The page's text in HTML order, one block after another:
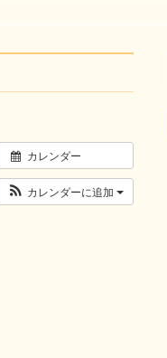
カレンダー
カレンダーに追加